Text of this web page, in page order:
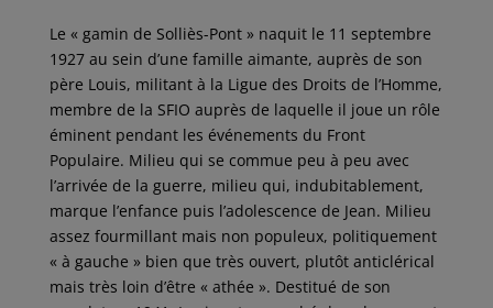
Le « gamin de Solliès-Pont » naquit le 11 septembre
1927 au sein d’une famille aimante, auprès de son
père Louis, militant à la Ligue des Droits de l’Homme,
membre de la SFIO auprès de laquelle il joue un rôle
éminent pendant les événements du Front
Populaire. Milieu qui se commue peu à peu avec
l’arrivée de la guerre, milieu qui, indubitablement,
marque l’enfance puis l’adolescence de Jean. Milieu
assez fourmillant mais non populeux, politiquement
« à gauche » bien que très ouvert, plutôt anticlérical
mais très loin d’être « athée ». Destitué de son